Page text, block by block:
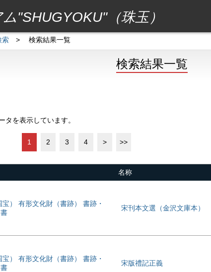
"SHUGYOKU"（珠玉）
索 > 検索結果一覧
検索結果一覧
を表示しています。
1 2 3 4 > >>
名称
宝） 有形文化財（書跡） 書跡・
宋刊本文選（金沢文庫本）
宝） 有形文化財（書跡） 書跡・
宋版禮記正義